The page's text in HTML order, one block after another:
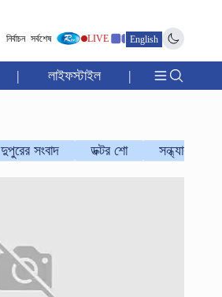
নির্বাচন সর্বশেষ LIVE English
| লাইফস্টাইল |
দুপুরের সংবাদ ডক্টর শো সন্ধ্যার সংবাদ